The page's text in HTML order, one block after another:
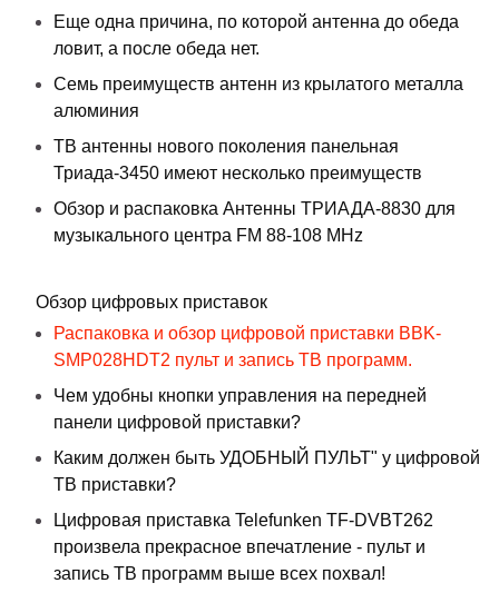
Еще одна причина, по которой антенна до обеда
ловит, а после обеда нет.
Семь преимуществ антенн из крылатого металла
алюминия
ТВ антенны нового поколения панельная
Триада-3450 имеют несколько преимуществ
Обзор и распаковка Антенны ТРИАДА-8830 для
музыкального центра FM 88-108 MHz
Обзор цифровых приставок
Распаковка и обзор цифровой приставки BBK-
SMP028HDT2 пульт и запись ТВ программ.
Чем удобны кнопки управления на передней
панели цифровой приставки?
Каким должен быть УДОБНЫЙ ПУЛЬТ" у цифровой
ТВ приставки?
Цифровая приставка Telefunken TF-DVBT262
произвела прекрасное впечатление - пульт и
запись ТВ программ выше всех похвал!